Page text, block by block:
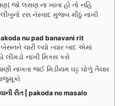
જો લસણ ના ખાતા હો તો નહિ
રસ નેસ્વાદ મુજબ મીઠું નાખી
nu pad banavani rit
ચારી લ્યો ત્યાર બાદ એમાં
નાખી મિક્સ કરો
નાખતા જઈ મિડીયમ ઘટ્ટ ઘોળું તૈયાર
રીત | pakoda no masalo